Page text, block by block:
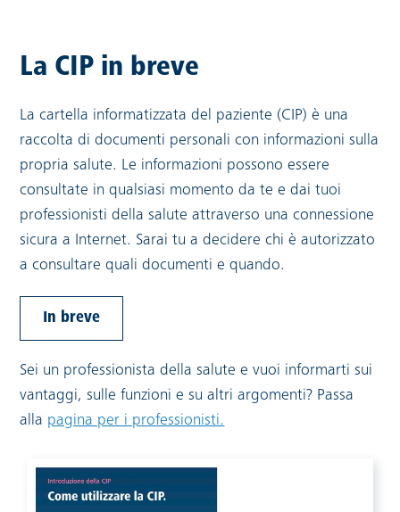
La CIP in breve
La cartella informatizzata del paziente (CIP) è una
raccolta di documenti personali con informazioni sulla
propria salute. Le informazioni possono essere
consultate in qualsiasi momento da te e dai tuoi
professionisti della salute attraverso una connessione
sicura a Internet. Sarai tu a decidere chi è autorizzato
a consultare quali documenti e quando.
In breve
Sei un professionista della salute e vuoi informarti sui
vantaggi, sulle funzioni e su altri argomenti? Passa
alla pagina per i professionisti.